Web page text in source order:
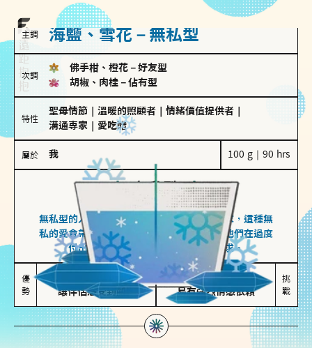
主調 海鹽、雪花－無私型
次調
佛手柑、橙花 － 好友型
胡椒、肉桂 － 佔有型
特性
聖母情節 溫暖的照顧者 情緒價值提供者
溝通專家
愛吃醋
屬於 我 100 g｜90 hrs
無私型
海鹽、雪花
無私型的人傾向用心呵護、滿足另一半的需求，這種無
私的愛會帶來緊密的關係連結，但也可能讓他們在過度
付出中迷失自我，忽略自己真正的需求。
優
勢
讓伴侶感受到關懷
較難設立界線
易有強烈情感依賴
挑
戰